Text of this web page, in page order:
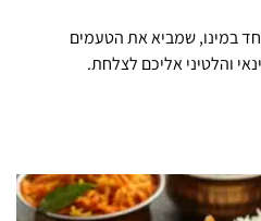
במינו, שמביא את הטעמים
והלטיני אליכם לצלחת.